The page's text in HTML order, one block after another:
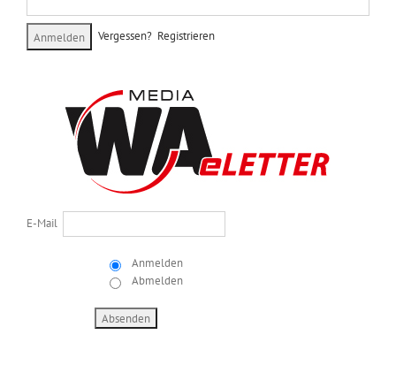
Vergessen? Registrieren
E-Mail
Anmelden
Abmelden